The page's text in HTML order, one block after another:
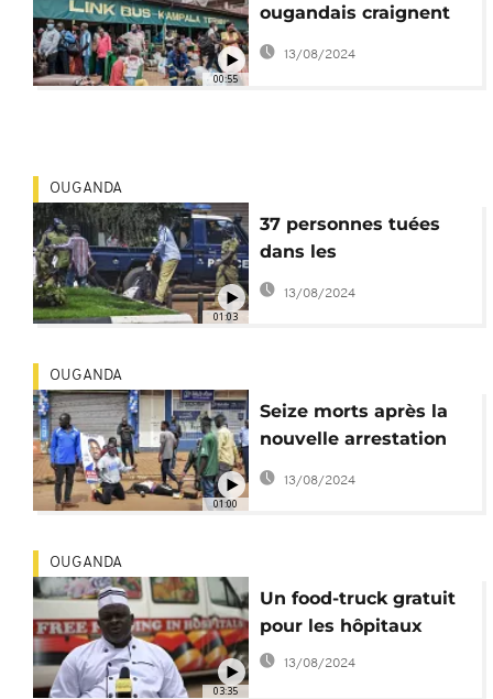
00:55
ougandais craignent
le "chaos"
13/08/2024
01:03
OUGANDA
37 personnes tuées
dans les
affrontements
meurtriers de
13/08/2024
01:00
OUGANDA
Seize morts après la
nouvelle arrestation
de Bobi Wine
13/08/2024
03:35
OUGANDA
Un food-truck gratuit
pour les hôpitaux
13/08/2024